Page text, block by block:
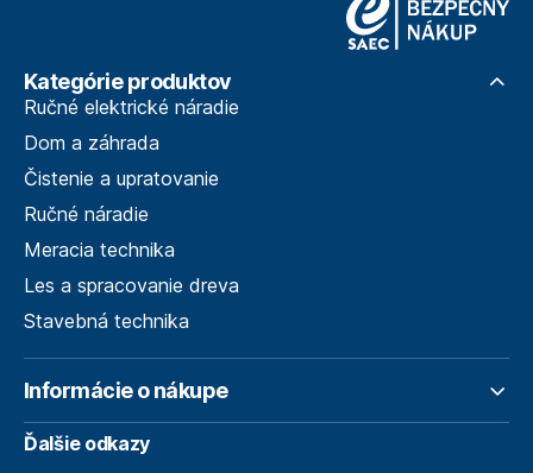
Kategórie produktov
Ručné elektrické náradie
Dom a záhrada
Čistenie a upratovanie
Ručné náradie
Meracia technika
Les a spracovanie dreva
Stavebná technika
Informácie o nákupe
Ďalšie odkazy